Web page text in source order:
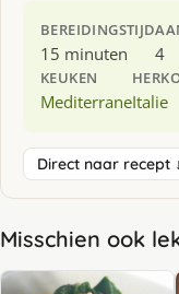
BEREIDINGSTIJD
15 minuten 4
KEUKEN
MediterraneItalie
Direct naar recept ↓
Misschien ook